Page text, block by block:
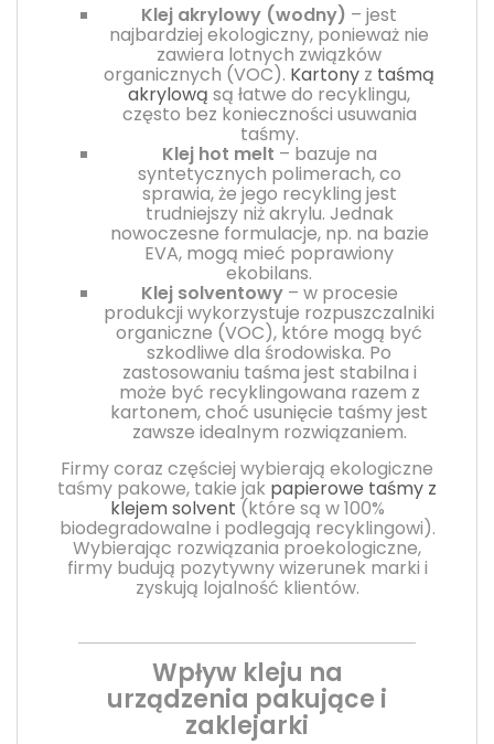
Klej akrylowy (wodny) – jest
najbardziej ekologiczny, ponieważ nie
zawiera lotnych związków
organicznych (VOC). Kartony z taśmą
akrylową są łatwe do recyklingu,
często bez konieczności usuwania
taśmy.
Klej hot melt – bazuje na
syntetycznych polimerach, co
sprawia, że jego recykling jest
trudniejszy niż akrylu. Jednak
nowoczesne formulacje, np. na bazie
EVA, mogą mieć poprawiony
ekobilans.
Klej solventowy– w procesie
produkcji wykorzystuje rozpuszczalniki
organiczne (VOC), które mogą być
szkodliwe dla środowiska. Po
zastosowaniu taśma jest stabilna i
może być recyklingowana razem z
kartonem, choć usunięcie taśmy jest
zawsze idealnym rozwiązaniem.
Firmy coraz częściej wybierają ekologiczne
taśmy pakowe, takie jak papierowe taśmy z
klejem solvent (które są w 100%
biodegradowalne i podlegają recyklingowi).
Wybierając rozwiązania proekologiczne,
firmy budują pozytywny wizerunek marki i
zyskują lojalność klientów.
Wpływ kleju na
urządzenia pakujące i
zaklejarki